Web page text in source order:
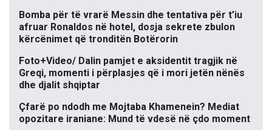
Bomba për të vrarë Messin dhe tentativa për t’iu
afruar Ronaldos në hotel, dosja sekrete zbulon
kërcënimet që tronditën Botërorin
Foto+Video/ Dalin pamjet e aksidentit tragjik në
Greqi, momenti i përplasjes që i mori jetën nënës
dhe djalit shqiptar
Çfarë po ndodh me Mojtaba Khamenein? Mediat
opozitare iraniane: Mund të vdesë në çdo moment